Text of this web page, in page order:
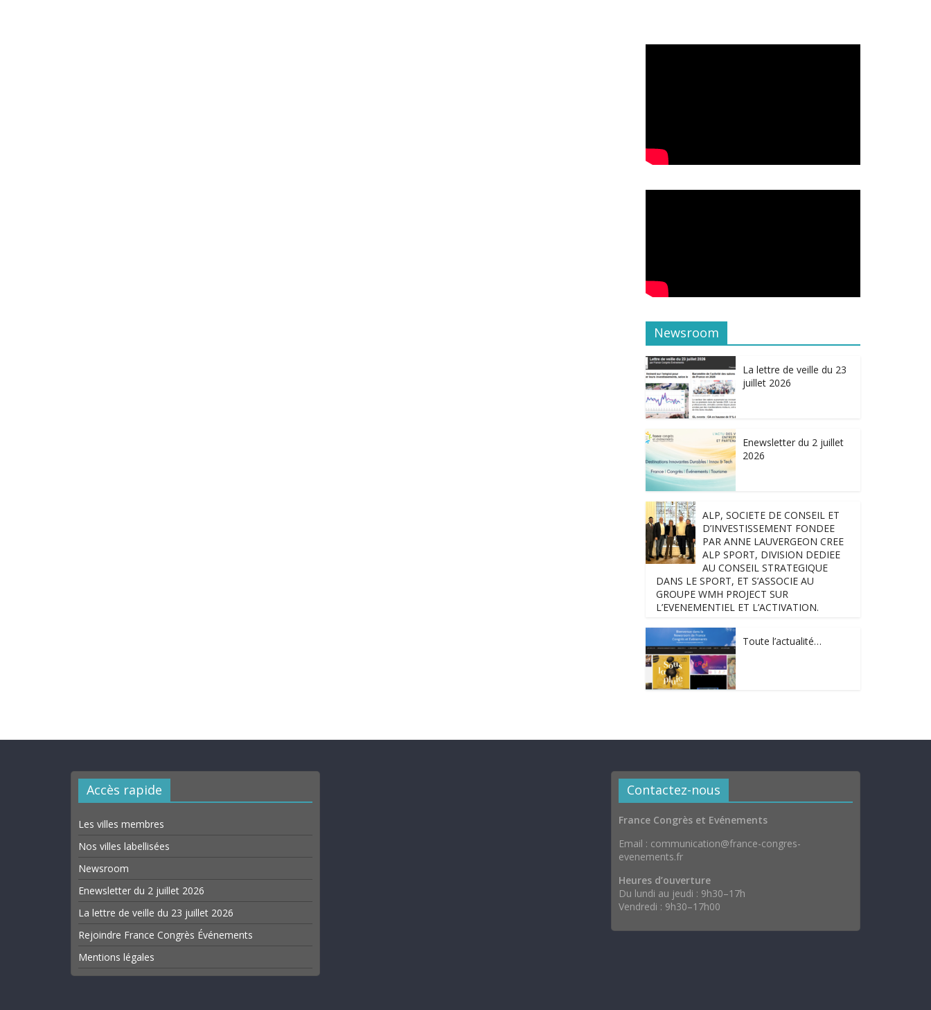
Newsroom
La lettre de veille du 23
juillet 2026
Enewsletter du 2 juillet
2026
ALP, SOCIETE DE CONSEIL ET
D’INVESTISSEMENT FONDEE
PAR ANNE LAUVERGEON CREE
ALP SPORT, DIVISION DEDIEE
AU CONSEIL STRATEGIQUE
DANS LE SPORT, ET S’ASSOCIE AU
GROUPE WMH PROJECT SUR
L’EVENEMENTIEL ET L’ACTIVATION.
Toute l’actualité…
Accès rapide
Les villes membres
Nos villes labellisées
Newsroom
Enewsletter du 2 juillet 2026
La lettre de veille du 23 juillet 2026
Rejoindre France Congrès Événements
Mentions légales
Contactez-nous
France Congrès et Evénements
Email : communication@france-congres-
evenements.fr
Heures d’ouverture
Du lundi au jeudi : 9h30–17h
Vendredi : 9h30–17h00